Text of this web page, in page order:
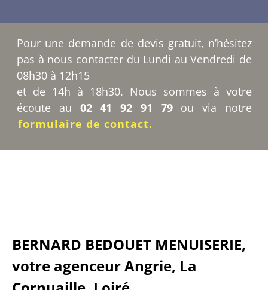
Pour une demande de devis gratuit, n’hésitez
pas à nous contacter du Lundi au Vendredi de
08h30 à 12h15
et de 14h à 18h30. Nous sommes à votre
écoute au 02 41 92 91 79ou via notre
formulaire de contact.
BERNARD BEDOUET MENUISERIE,
votre agenceur Angrie, La